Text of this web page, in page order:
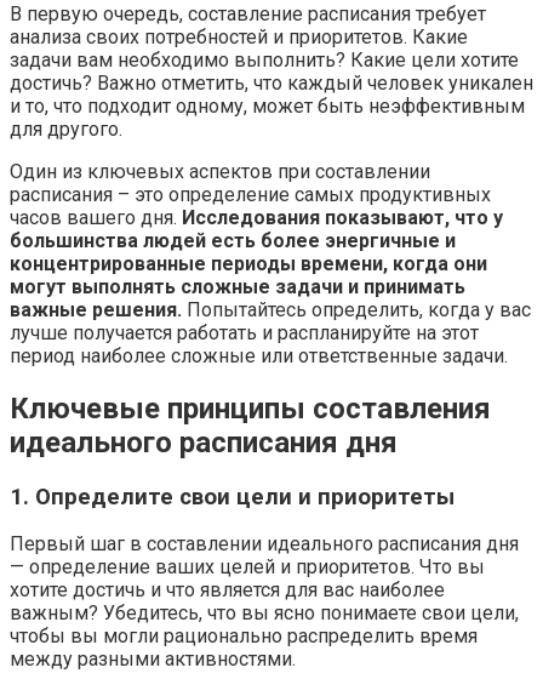
В первую очередь, составление расписания требует
анализа своих потребностей и приоритетов. Какие
задачи вам необходимо выполнить? Какие цели хотите
достичь? Важно отметить, что каждый человек уникален
и то, что подходит одному, может быть неэффективным
для другого.
Один из ключевых аспектов при составлении
расписания – это определение самых продуктивных
часов вашего дня. Исследования показывают, что у
большинства людей есть более энергичные и
концентрированные периоды времени, когда они
могут выполнять сложные задачи и принимать
важные решения. Попытайтесь определить, когда у вас
лучше получается работать и распланируйте на этот
период наиболее сложные или ответственные задачи.
Ключевые принципы составления
идеального расписания дня
1. Определите свои цели и приоритеты
Первый шаг в составлении идеального расписания дня
— определение ваших целей и приоритетов. Что вы
хотите достичь и что является для вас наиболее
важным? Убедитесь, что вы ясно понимаете свои цели,
чтобы вы могли рационально распределить время
между разными активностями.